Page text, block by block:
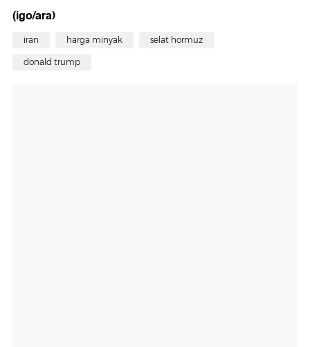
(igo/ara)
iran harga minyak selat hormuz
donald trump